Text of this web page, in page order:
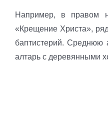
Например, в правом
«Крещение Христа»,
баптистерий. Среднюю
алтарь с деревянными